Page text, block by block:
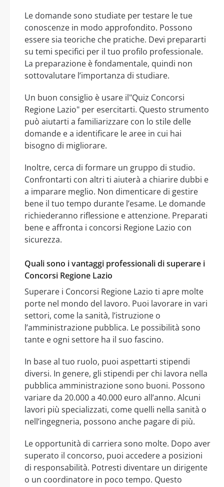
Le domande sono studiate per testare le tue
conoscenze in modo approfondito. Possono
essere sia teoriche che pratiche. Devi prepararti
su temi specifici per il tuo profilo professionale.
La preparazione è fondamentale, quindi non
sottovalutare l’importanza di studiare.
Un buon consiglio è usare il"Quiz Concorsi
Regione Lazio" per esercitarti. Questo strumento
può aiutarti a familiarizzare con lo stile delle
domande e a identificare le aree in cui hai
bisogno di migliorare.
Inoltre, cerca di formare un gruppo di studio.
Confrontarti con altri ti aiuterà a chiarire dubbi e
a imparare meglio. Non dimenticare di gestire
bene il tuo tempo durante l’esame. Le domande
richiederanno riflessione e attenzione. Preparati
bene e affronta i concorsi Regione Lazio con
sicurezza.
Quali sono i vantaggi professionali di superare i
Concorsi Regione Lazio
Superare i Concorsi Regione Lazio ti apre molte
porte nel mondo del lavoro. Puoi lavorare in vari
settori, come la sanità, l’istruzione o
l’amministrazione pubblica. Le possibilità sono
tante e ogni settore ha il suo fascino.
In base al tuo ruolo, puoi aspettarti stipendi
diversi. In genere, gli stipendi per chi lavora nella
pubblica amministrazione sono buoni. Possono
variare da 20.000 a 40.000 euro all’anno. Alcuni
lavori più specializzati, come quelli nella sanità o
nell’ingegneria, possono anche pagare di più.
Le opportunità di carriera sono molte. Dopo aver
superato il concorso, puoi accedere a posizioni
di responsabilità. Potresti diventare un dirigente
o un coordinatore in poco tempo. Questo